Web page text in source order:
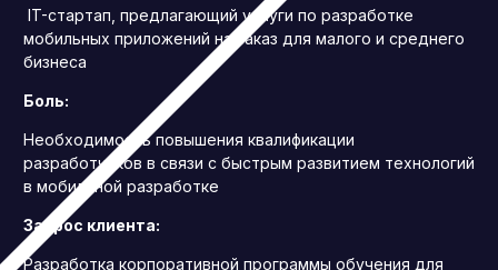
IT-стартап, предлагающий услуги по разработке
мобильных приложений на заказ для малого и среднего
бизнеса
Боль:
Необходимость повышения квалификации
разработчиков в связи с быстрым развитием технологий
в мобильной разработке
Запрос клиента:
Разработка корпоративной программы обучения для